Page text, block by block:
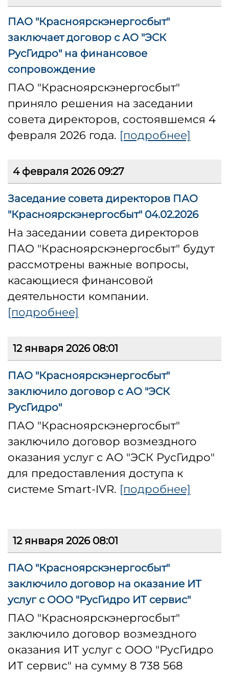
ПАО "Красноярскэнергосбыт"
заключает договор с АО "ЭСК
РусГидро" на финансовое
сопровождение
ПАО "Красноярскэнергосбыт"
приняло решения на заседании
совета директоров, состоявшемся 4
февраля 2026 года. [подробнее]
4 февраля 2026 09:27
Заседание совета директоров ПАО
"Красноярскэнергосбыт" 04.02.2026
На заседании совета директоров
ПАО "Красноярскэнергосбыт" будут
рассмотрены важные вопросы,
касающиеся финансовой
деятельности компании.
[подробнее]
12 января 2026 08:01
ПАО "Красноярскэнергосбыт"
заключило договор с АО "ЭСК
РусГидро"
ПАО "Красноярскэнергосбыт"
заключило договор возмездного
оказания услуг с АО "ЭСК РусГидро"
для предоставления доступа к
системе Smart-IVR. [подробнее]
12 января 2026 08:01
ПАО "Красноярскэнергосбыт"
заключило договор на оказание ИТ
услуг с ООО "РусГидро ИТ сервис"
ПАО "Красноярскэнергосбыт"
заключило договор возмездного
оказания ИТ услуг с ООО "РусГидро
ИТ сервис" на сумму 8 738 568